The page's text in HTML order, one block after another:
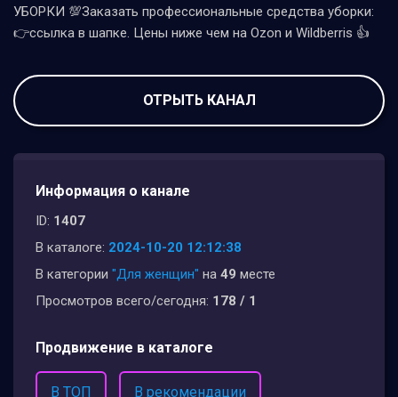
УБОРКИ 💯Заказать профессиональные средства уборки:
👉ссылка в шапке. Цены ниже чем на Ozon и Wildberris 👍
ОТРЫТЬ КАНАЛ
Информация о канале
ID: 1407
В каталоге: 2024-10-20 12:12:38
В категории "Для женщин" на 49 месте
Просмотров всего/сегодня: 178 / 1
Продвижение в каталоге
В ТОП В рекомендации